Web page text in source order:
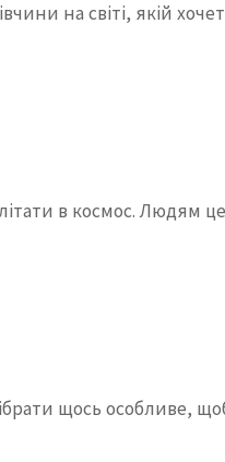
на світі, якій
в космос. Людям
щось особливе,